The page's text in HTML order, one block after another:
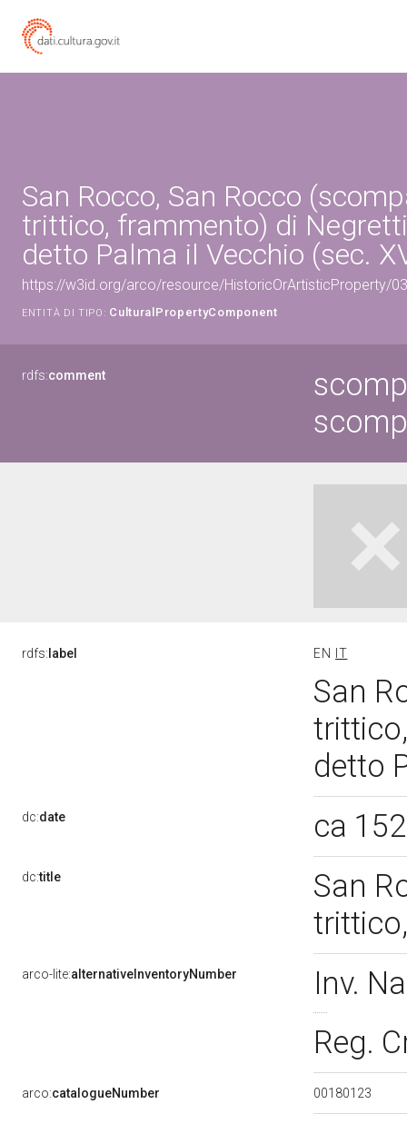
San Rocco, San Rocco
trittico, frammento) di
detto Palma il Vecchio (sec.
https://w3id.org/arco/resource/HistoricOrArtisticProperty/
ENTITÀ DI TIPO: CulturalPropertyComponent
rdfs:comment
rdfs: label EN IT
San
detto
dc:date ca
dc:title
San
arco-lite:alternativeInventoryNumber
Inv.
Reg.
arco:catalogueNumber 00180123